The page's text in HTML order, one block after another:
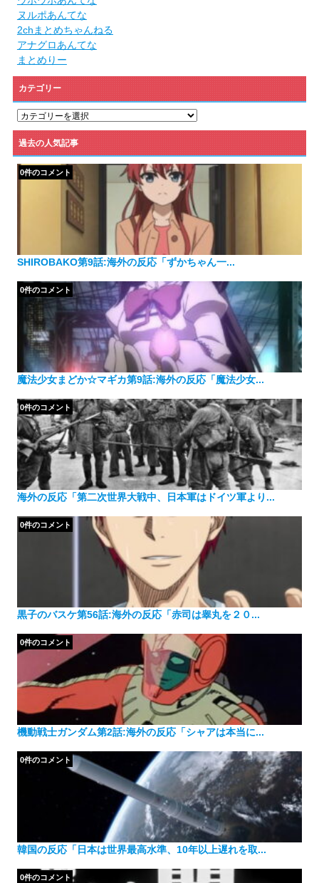
ヌルポあんてな
2chまとめちゃんねる
アナグロあんてな
まとめりー
カテゴリー
カ
ゴ
リ
ー
過去の人気記事
SHIROBAKO第9話:海外の反応「ずかちゃん一...
0件のコメント
魔法少女まどか☆マギカ第9話:海外の反応「魔法少女...
0件のコメント
海外の反応「第二次世界大戦中、日本軍はドイツ軍より...
0件のコメント
黒子のバスケ第56話:海外の反応「赤司は睾丸を２０...
0件のコメント
機動戦士ガンダム第2話:海外の反応「シャアは本当に...
0件のコメント
韓国の反応「日本は世界最高水準、10年以上遅れを取...
0件のコメント
0件のコメント